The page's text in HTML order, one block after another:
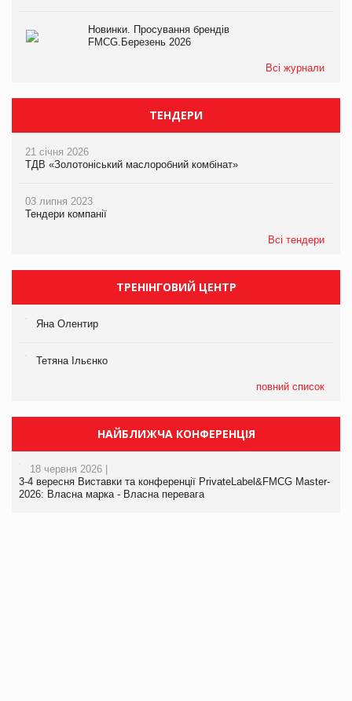
Новинки. Просування брендів
FMCG.Березень 2026
Всі журнали
ТЕНДЕРИ
21 січня 2026
ТДВ «Золотоніський маслоробний комбінат»
03 липня 2023
Тендери компанії
Всі тендери
ТРЕНІНГОВИЙ ЦЕНТР
Яна Олентир
Тетяна Ільєнко
повний список
НАЙБЛИЖЧА КОНФЕРЕНЦІЯ
18 червня 2026 |
3-4 вересня Виставки та конференції PrivateLabel&FMCG Master-
2026: Власна марка - Власна перевага